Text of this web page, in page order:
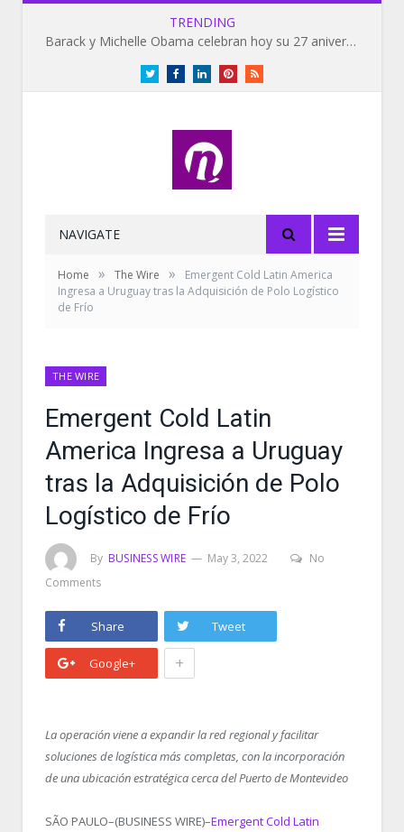
TRENDING
Barack y Michelle Obama celebran hoy su 27 aniversario de bodas
TwitterFacebookLinkedInPinterestRSS
NAVIGATE
Home » The Wire »
Emergent Cold Latin America
Ingresa a Uruguay tras la Adquisición de Polo Logístico
de Frío
THE WIRE
Emergent Cold Latin
America Ingresa a Uruguay
tras la Adquisición de Polo
Logístico de Frío
By BUSINESS WIRE May 3, 2022
No
Comments
Share Tweet
Google+ +
La operación viene a expandir la red regional y facilitar
soluciones de logística más completas, con la incorporación
de una ubicación estratégica cerca del Puerto de Montevideo
SÃO PAULO–(BUSINESS WIRE)–Emergent Cold Latin